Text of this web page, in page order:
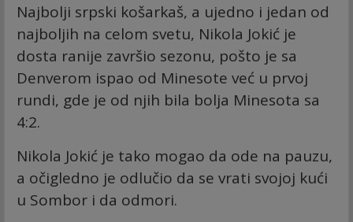
Najbolji srpski košarkaš, a ujedno i jedan od
najboljih na celom svetu, Nikola Jokić je
dosta ranije završio sezonu, pošto je sa
Denverom ispao od Minesote već u prvoj
rundi, gde je od njih bila bolja Minesota sa
4:2.
Nikola Jokić je tako mogao da ode na pauzu,
a očigledno je odlučio da se vrati svojoj kući
u Sombor i da odmori.